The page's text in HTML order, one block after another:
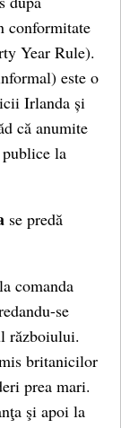
conformitate
Year Rule).
este o
Irlanda și
că anumite
la
se predă
comanda
se
războiului.
britanicilor
prea mari.
şi apoi la